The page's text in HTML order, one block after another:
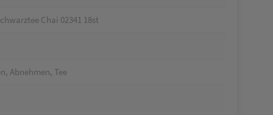
Chai 02341 18st
Abnehmen, Tee